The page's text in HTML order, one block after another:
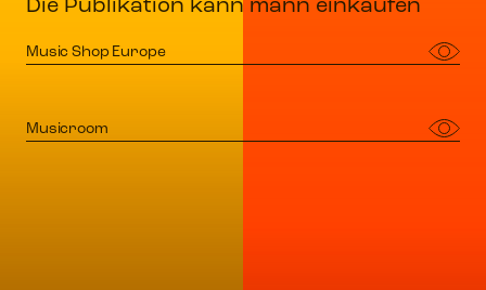
Die Publikation kann mann einkaufen
Music Shop Europe
Musicroom